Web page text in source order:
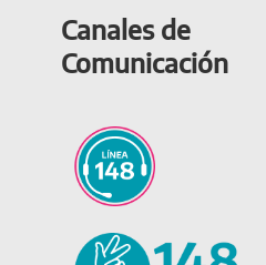
Canales de
Comunicación